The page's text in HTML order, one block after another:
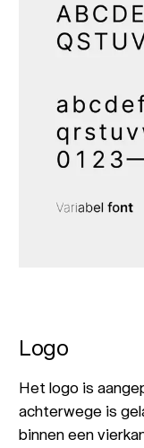
Logo
Het logo is
achterwege is
binnen een